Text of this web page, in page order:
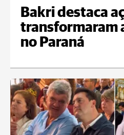
Bakri destaca
transformaram
no Paraná